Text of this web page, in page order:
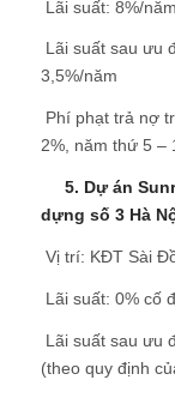
 Lãi suất: 8%/
 Lãi suất sau
3,5%/năm
 Phí phạt trả
2%, năm thứ 5 –
5. Dự án
dựng số 3 Hà
 Vị trí: KĐT Sài
 Lãi suất: 0%
 Lãi suất sau
(theo quy định